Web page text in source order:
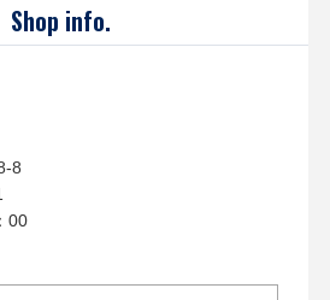
Shop info.
8
00